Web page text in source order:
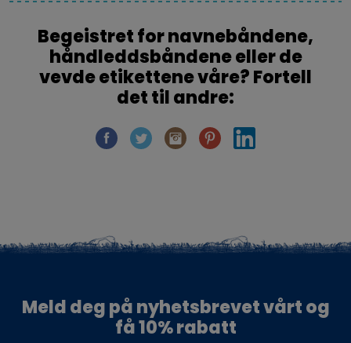
Begeistret for navnebåndene,
håndleddsbåndene eller de
vevde etikettene våre? Fortell
det til andre:
Meld deg på nyhetsbrevet vårt og
få 10% rabatt